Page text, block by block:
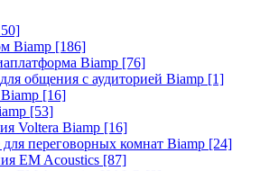
Biamp [186]
Biamp [76]
общения с аудиторией Biamp [1]
[16]
[53]
Voltera Biamp [16]
переговорных комнат Biamp [24]
EM Acoustics [87]